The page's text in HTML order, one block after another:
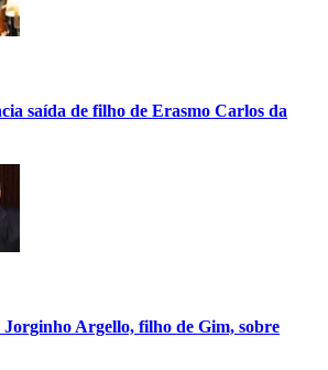
saída de filho de Erasmo Carlos da
Argello, filho de Gim, sobre